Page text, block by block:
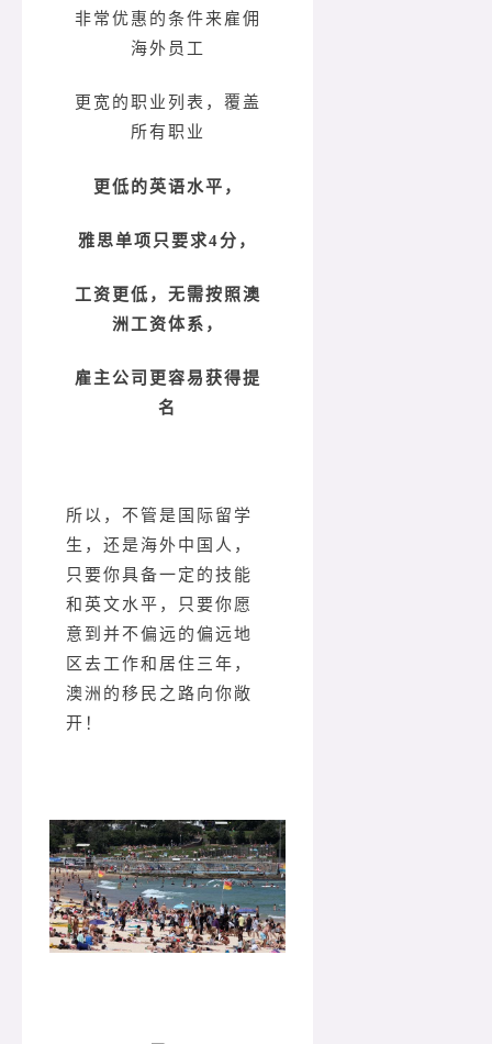
非常优惠的条件来雇佣
海外员工
更宽的职业列表，覆盖
所有职业
更低的英语水平，
雅思单项只要求4分，
工资更低，无需按照澳
洲工资体系，
雇主公司更容易获得提
名
所以，不管是国际留学
生，还是海外中国人，
只要你具备一定的技能
和英文水平，只要你愿
意到并不偏远的偏远地
区去工作和居住三年，
澳洲的移民之路向你敞
开！